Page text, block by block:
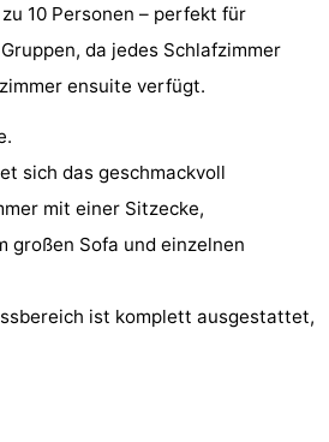
10 Personen – perfekt für
da jedes Schlafzimmer
ensuite verfügt.
sich das geschmackvoll
mit einer Sitzecke,
großen Sofa und einzelnen
ist komplett ausgestattet,